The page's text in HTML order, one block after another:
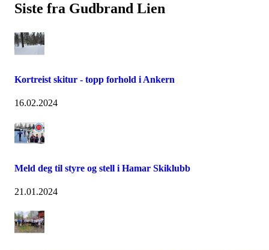
Siste fra Gudbrand Lien
Kortreist skitur - topp forhold i Ankern
16.02.2024
Meld deg til styre og stell i Hamar Skiklubb
21.01.2024